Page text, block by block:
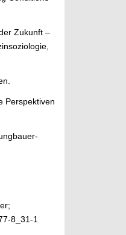
Zukunft –
Perspektiven
8_31-1